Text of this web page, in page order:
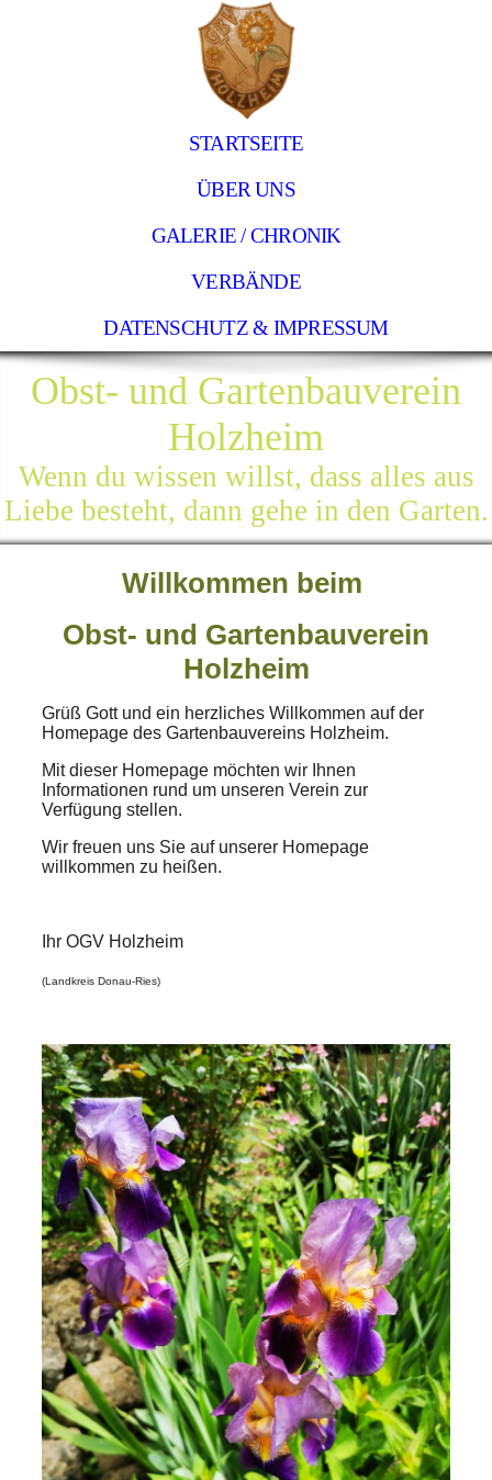
STARTSEITE
ÜBER UNS
GALERIE / CHRONIK
VERBÄNDE
DATENSCHUTZ & IMPRESSUM
Obst- und Gartenbauverein
Holzheim
Wenn du wissen willst, dass alles aus
Liebe besteht, dann gehe in den Garten.
Willkommen beim
Obst- und Gartenbauverein
Holzheim
Grüß Gott und ein herzliches Willkommen auf der
Homepage des Gartenbauvereins Holzheim.
Mit dieser Homepage möchten wir Ihnen
Informationen rund um unseren Verein zur
Verfügung stellen.
Wir freuen uns Sie auf unserer Homepage
willkommen zu heißen.
Ihr OGV Holzheim
(Landkreis Donau-Ries)